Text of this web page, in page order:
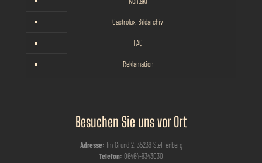
Gastrolux-Bildarchiv
FAQ
Reklamation
Besuchen Sie uns vor Ort
Adresse: Im Grund 2, 35239 Steffenberg
Telefon: 06464-9343030